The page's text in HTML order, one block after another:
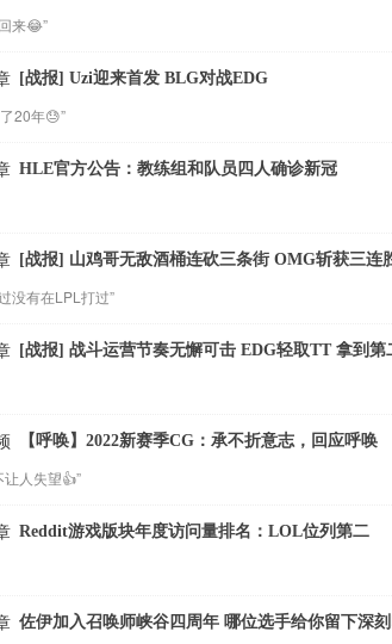
来😂”
[战报] Uzi迎来首发 BLG对战EDG
20年😓”
HLE官方公告：教练组和队员四人确诊新冠
[战报] 山鸡哥无敌酒桶连砍三条街 OMG斩获三连
没有在LPL打过”
[战报] 战斗运营节奏无懈可击 EDG轻取TT 拿到第
【呼唤】2022新赛季CG：承不折意志，回应呼唤
人失望👍”
Reddit游戏版块年度访问量排名：LOL位列第二
佐伊加入召唤师峡谷四周年 哪位选手给你留下深刻